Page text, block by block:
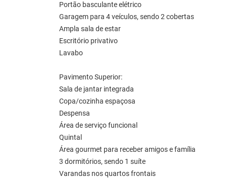
Portão basculante elétrico
Garagem para 4 veículos, sendo 2 cobertas
Ampla sala de estar
Escritório privativo
Lavabo
Pavimento Superior:
Sala de jantar integrada
Copa/cozinha espaçosa
Despensa
Área de serviço funcional
Quintal
Área gourmet para receber amigos e família
3 dormitórios, sendo 1 suíte
Varandas nos quartos frontais